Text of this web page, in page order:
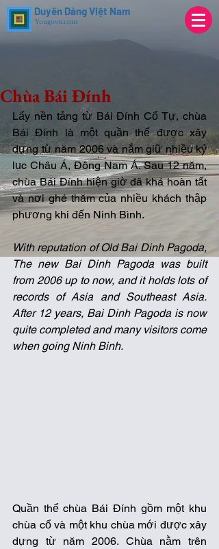
Duyên Dáng Việt Nam
Yougovn.com
Chùa Bái Đính
Lấy nền tảng từ Bái Đính Cổ Tự, chùa
Bái Đính là một quần thể được xây
dựng từ năm 2006 và nắm giữ nhiều kỷ
lục Châu Á, Đông Nam Á. Sau 12 năm,
chùa Bái Đính hiện giờ đã khá hoàn tất
và nơi ghé thăm của nhiều khách thập
phương khi đến Ninh Bình.
With reputation of Old Bai Dinh Pagoda,
The new Bai Dinh Pagoda was built
from 2006 up to now, and it holds lots of
records of Asia and Southeast Asia.
After 12 years, Bai Dinh Pagoda is now
quite completed and many visitors come
when going Ninh Binh.
Quần thể chùa Bái Đính gồm một khu
chùa cổ và một khu chùa mới được xây
dựng từ năm 2006. Chùa nằm trên